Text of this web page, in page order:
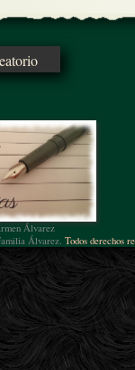
Álvarez
Álvarez. Todos derechos